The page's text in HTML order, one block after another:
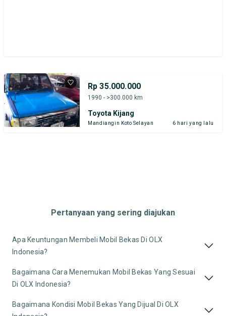
Rp 35.000.000
1990 - >300.000 km
Toyota Kijang
Mandiangin Koto Selayan 6 hari yang lalu
Pertanyaan yang sering diajukan
Apa Keuntungan Membeli Mobil Bekas Di OLX
Indonesia?
Bagaimana Cara Menemukan Mobil Bekas Yang Sesuai
Di OLX Indonesia?
Bagaimana Kondisi Mobil Bekas Yang Dijual Di OLX